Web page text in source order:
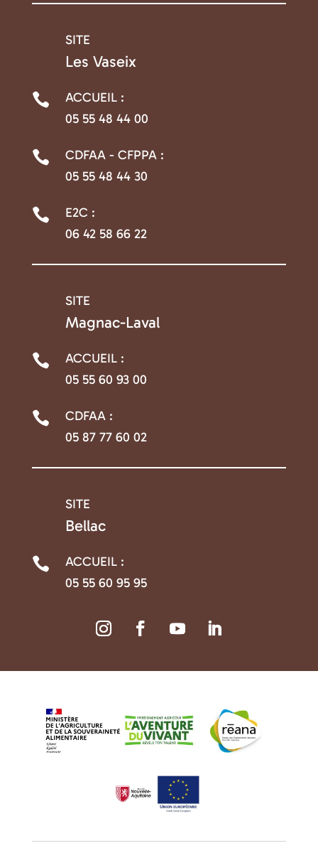
SITE
Les Vaseix

ACCUEIL :
05 55 48 44 00

CDFAA - CFPPA :
05 55 48 44 30

E2C :
06 42 58 66 22
SITE
Magnac-Laval

ACCUEIL :
05 55 60 93 00

CDFAA :
05 87 77 60 02
SITE
Bellac

ACCUEIL :
05 55 60 95 95